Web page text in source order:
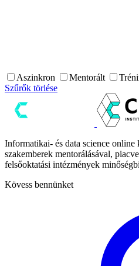
Aszinkron Mentorált
Szűrők törlése
Informatikai- és data science online
szakemberek mentorálásával,
felsőoktatási intézmények
Kövess bennünket